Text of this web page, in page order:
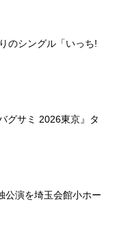
のシングル「いっち!
グサミ 2026東京』タ
公演を埼玉会館小ホー